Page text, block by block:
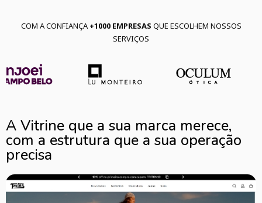
COM A CONFIANÇA+1000 EMPRESAS QUE ESCOLHEM NOSSOS
SERVIÇOS
A Vitrine que a sua marca merece,
com a estrutura que a sua operação
precisa